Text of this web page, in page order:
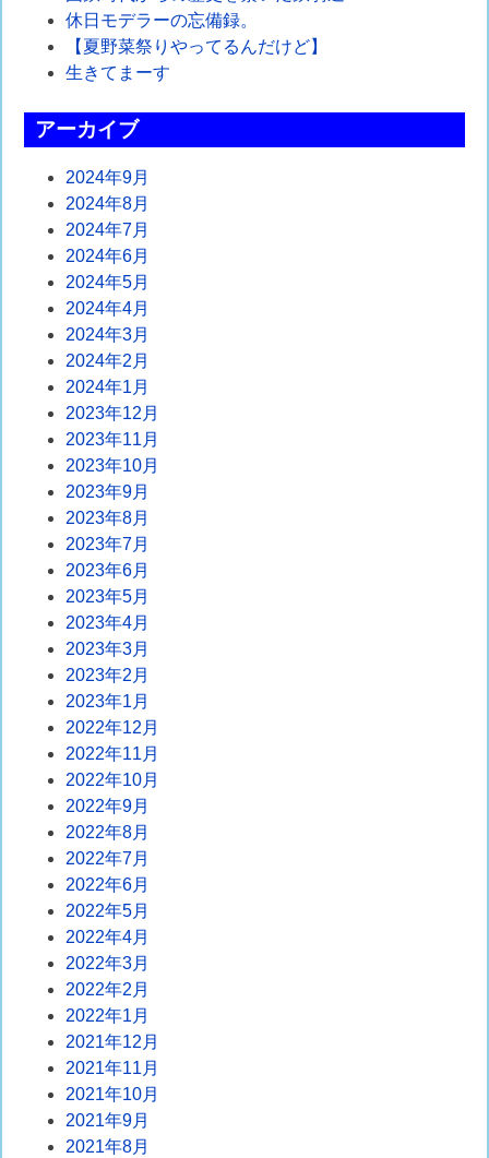
ー
シ
ョ
ン
休日モデラーの忘備録。
【夏野菜祭りやってるんだけど】
生きてまーす
アーカイブ
2024年9月
2024年8月
2024年7月
2024年6月
2024年5月
2024年4月
2024年3月
2024年2月
2024年1月
2023年12月
2023年11月
2023年10月
2023年9月
2023年8月
2023年7月
2023年6月
2023年5月
2023年4月
2023年3月
2023年2月
2023年1月
2022年12月
2022年11月
2022年10月
2022年9月
2022年8月
2022年7月
2022年6月
2022年5月
2022年4月
2022年3月
2022年2月
2022年1月
2021年12月
2021年11月
2021年10月
2021年9月
2021年8月